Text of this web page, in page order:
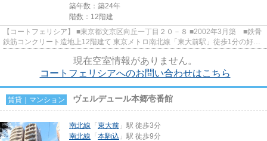
築年数：築24年
階数：12階建
【コートフェリシア】 ■東京都文京区向丘一丁目２０－８ ■2002年3月築 ■鉄骨
鉄筋コンクリート造地上12階建て 東京メトロ南北線「東大前駅」徒歩1分の好立
現在空室情報がありません。
コートフェリシアへのお問い合わせはこちら
賃貸｜マンション ヴェルデュール本郷壱番館
南北線 「 東大前 」駅 徒歩3分
南北線 「 本駒込 」駅 徒歩9分